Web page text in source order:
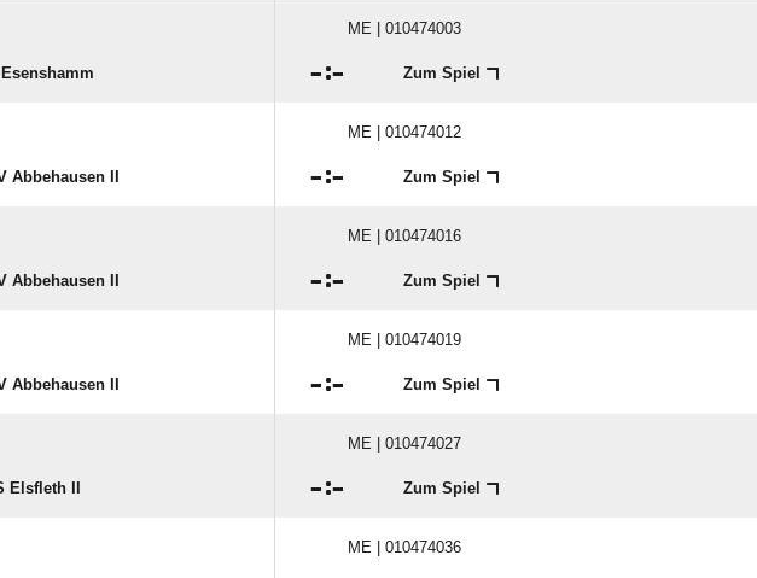
ME | 010474003
: Zum Spiel
ME | 010474012
Abbehausen II : Zum Spiel
ME | 010474016
Abbehausen II : Zum Spiel
ME | 010474019
Abbehausen II : Zum Spiel
ME | 010474027
Elsfleth II : Zum Spiel
ME | 010474036